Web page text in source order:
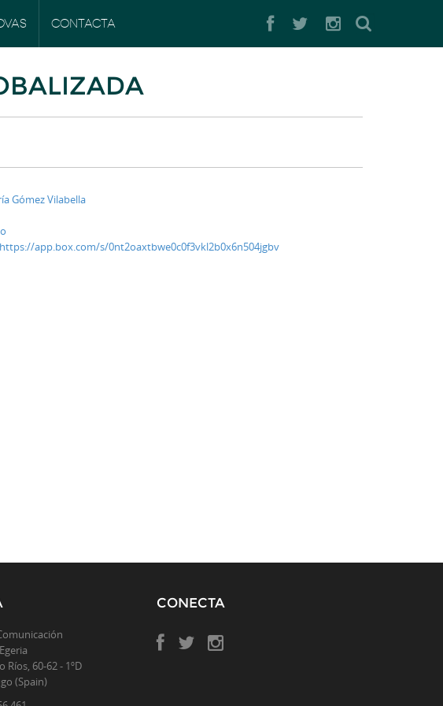
CONTACTA Buscar
Gómez Vilabella
https://app.box.com/s/0nt2oaxtbwe0c0f3vkl2b0x6n504jgbv
Ríos, 60-62 - 1ºD
(Spain)
CONECTA